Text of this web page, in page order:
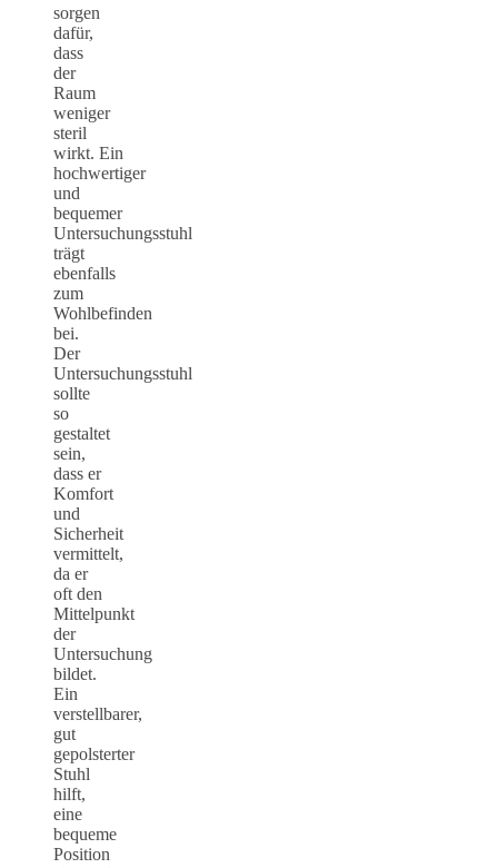
sorgen
dafür,
dass
der
Raum
weniger
steril
wirkt. Ein
hochwertiger
und
bequemer
Untersuchungsstuhl
trägt
ebenfalls
zum
Wohlbefinden
bei.
Der
Untersuchungsstuhl
sollte
so
gestaltet
sein,
dass er
Komfort
und
Sicherheit
vermittelt,
da er
oft den
Mittelpunkt
der
Untersuchung
bildet.
Ein
verstellbarer,
gut
gepolsterter
Stuhl
hilft,
eine
bequeme
Position